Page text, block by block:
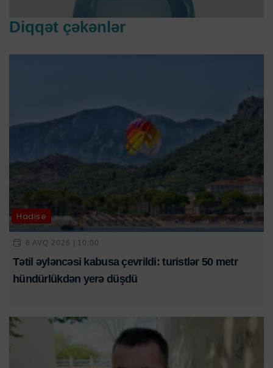
Diqqət çəkənlər
Hadisə
6 AVQ 2026 | 10:00
Tətil əyləncəsi kabusa çevrildi: turistlər 50 metr
hündürlükdən yerə düşdü